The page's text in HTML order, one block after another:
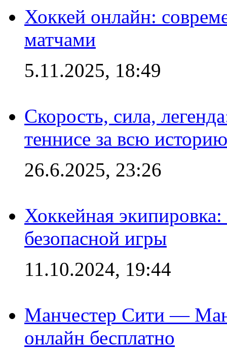
Хоккей онлайн:
матчами
5.11.2025, 18:49
Скорость, сила,
теннисе за всю историю
26.6.2025, 23:26
Хоккейная
безопасной игры
11.10.2024, 19:44
Манчестер Сити —
онлайн бесплатно